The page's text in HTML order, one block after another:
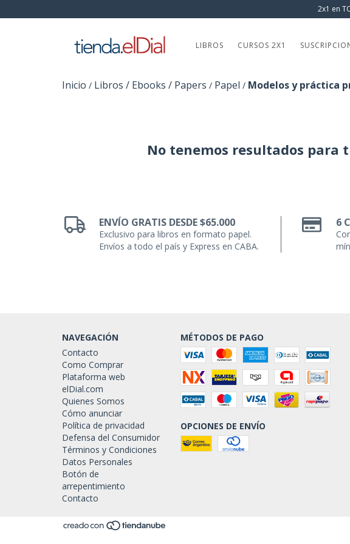
2x1 en
LIBROS CURSOS 2X1
Inicio / Libros / Ebooks / Papers / Papel / Modelos y práctica
No tenemos resultados para
ENVÍO GRATIS DESDE $65.000
Exclusivo para libros en formato papel.
Envíos a todo el país y Express en CABA.
6
NAVEGACIÓN
Contacto
Como Comprar
Plataforma web
elDial.com
Quienes Somos
Cómo anunciar
Política de privacidad
Defensa del Consumidor
Términos y Condiciones
Datos Personales
Botón de
arrepentimiento
Contacto
MÉTODOS DE PAGO
OPCIONES DE ENVÍO